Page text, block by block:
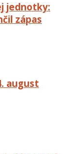
jednotky:
zápas
august